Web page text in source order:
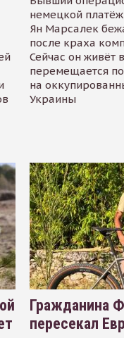
немецкой
Ян Марсалек
после краха
Сейчас он живёт
перемещается
на
Украины
Гражданина
пересекал